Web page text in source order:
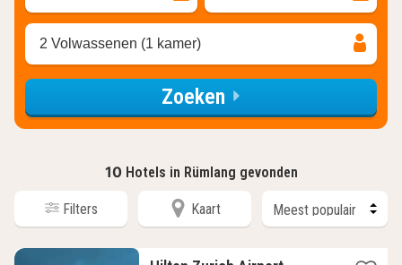
2 Volwassenen (1 kamer)
Zoeken
10 Hotels in Rümlang gevonden
Filters Kaart